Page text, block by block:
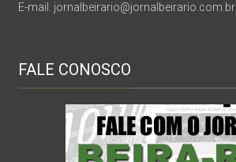
E-mail: jornalbeirario@jornalbeirario.com.br
FALE CONOSCO